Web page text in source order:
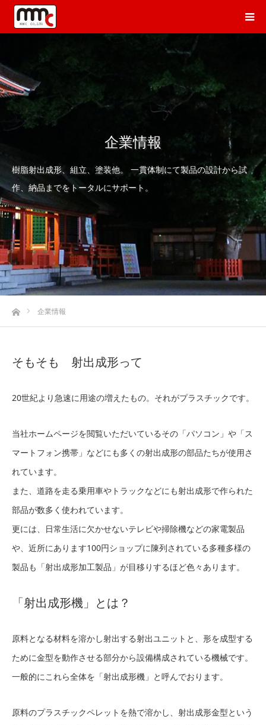
企業情報
樹脂射出成形、組立、塗装他。 一貫体制にて製品の設計から試
作、納品までをトータルにサポート。
ホーム企業情報
そもそも 射出成形って
20世紀より急速に用途の増えたもの。それがプラスチックです。
当社ホームページを閲覧いただいているその「パソコン」や「ス
マートフォン携帯」などにも多くの射出成形の部品たちが使用さ
れています。
また、道路を走る乗用車やトラックなどにも射出成形で作られた
部品が数多く使われています。
更には、日常生活に欠かせないテレビや掃除機などの家電製品
や、近所にあります100円ショップに陳列されている多種多様の
製品も「射出成形加工製品」が目移りするほど色々あります。
「射出成形機」とは？
原料となる材料を溶かし射出する射出ユニットと、形を成型する
ために金型を動作させる部分から設備構成されている機械です。
一般的にこれら全体を「射出成形機」と呼んでおります。
原料のプラスチックペレットを熱で溶かし、射出成形金型という